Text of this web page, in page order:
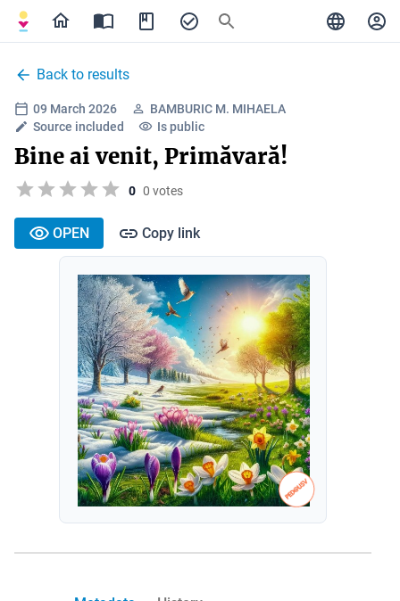
Back to results
09 March 2026
BAMBURIC M. MIHAELA
Source included
Is public
Bine ai venit, Primăvară!
0 0 votes
OPEN Copy link